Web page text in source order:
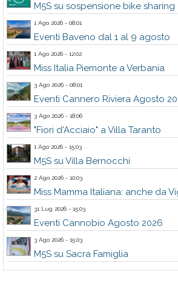
M5S su sospensione bike sharing
1 Ago 2026 - 08:01
Eventi Baveno dal 1 al 9 agosto
1 Ago 2026 - 12:02
Miss Italia Piemonte a Verbania
3 Ago 2026 - 08:01
Eventi Cannero Riviera Agosto
3 Ago 2026 - 18:06
"Fiori d'Acciaio" a Villa Taranto
1 Ago 2026 - 15:03
M5S su Villa Bernocchi
2 Ago 2026 - 10:03
Miss Mamma Italiana: anche da
31 Lug 2026 - 15:03
Eventi Cannobio Agosto 2026
3 Ago 2026 - 15:03
M5S su Sacra Famiglia